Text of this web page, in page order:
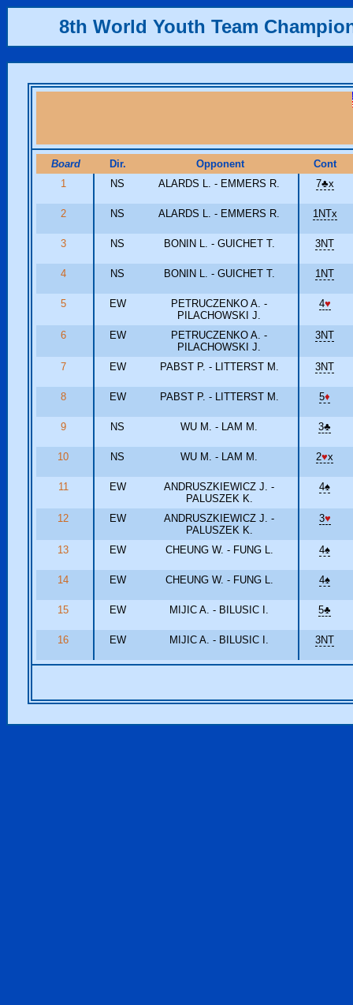
8th World Youth Team
Board Dir. Opponent
Cont
1
NS ALARDS L. - EMMERS R. 7♣x
2 NS ALARDS L. - EMMERS R. 1NTx
3 NS BONIN L. - GUICHET T. 3NT
4 NS BONIN L. - GUICHET T. 1NT
5 EW
PETRUCZENKO A. -
PILACHOWSKI J.
4♥
6 EW
PETRUCZENKO A. -
PILACHOWSKI J.
3NT
7 EW PABST P. - LITTERST M. 3NT
8 EW PABST P. - LITTERST M. 5♦
9 NS WU M. - LAM M. 3♣
10 NS WU M. - LAM M. 2♥x
11 EW
ANDRUSZKIEWICZ J. -
PALUSZEK K.
4♠
12 EW
ANDRUSZKIEWICZ J. -
PALUSZEK K.
3♥
13 EW CHEUNG W. - FUNG L. 4♠
14 EW CHEUNG W. - FUNG L. 4♠
15 EW MIJIC A. - BILUSIC I. 5♣
16 EW MIJIC A. - BILUSIC I. 3NT